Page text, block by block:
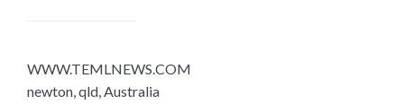
WWW.TEMLNEWS.COM
newton, qld, Australia